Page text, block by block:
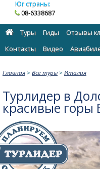
Юг страны:
08-6338687
Туры Гиды Отзывы
Контакты
Видео
Главная > Все туры > Италия
Турлидер в
красивые горы